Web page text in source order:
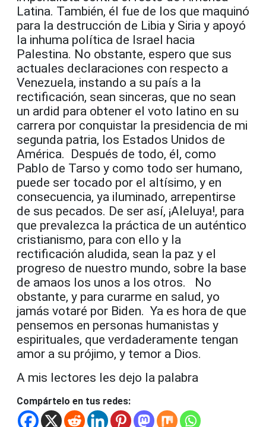
Latina. También, él fue de los que maquinó
para la destrucción de Libia y Siria y apoyó
la inhuma política de Israel hacia
Palestina. No obstante, espero que sus
actuales declaraciones con respecto a
Venezuela, instando a su país a la
rectificación, sean sinceras, que no sean
un ardid para obtener el voto latino en su
carrera por conquistar la presidencia de mi
segunda patria, los Estados Unidos de
América. Después de todo, él, como
Pablo de Tarso y como todo ser humano,
puede ser tocado por el altísimo, y en
consecuencia, ya iluminado, arrepentirse
de sus pecados. De ser así, ¡Aleluya!, para
que prevalezca la práctica de un auténtico
cristianismo, para con ello y la
rectificación aludida, sean la paz y el
progreso de nuestro mundo, sobre la base
de amaos los unos a los otros. No
obstante, y para curarme en salud, yo
jamás votaré por Biden. Ya es hora de que
pensemos en personas humanistas y
espirituales, que verdaderamente tengan
amor a su prójimo, y temor a Dios.
A mis lectores les dejo la palabra
Compártelo en tus redes: